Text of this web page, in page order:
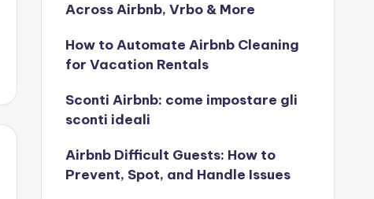
Across Airbnb, Vrbo & More
How to Automate Airbnb Cleaning
for Vacation Rentals
Sconti Airbnb: come impostare gli
sconti ideali
Airbnb Difficult Guests: How to
Prevent, Spot, and Handle Issues